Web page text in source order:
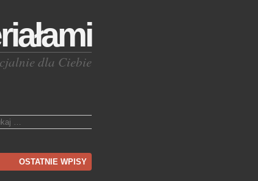
dla Ciebie
OSTATNIE WPISY